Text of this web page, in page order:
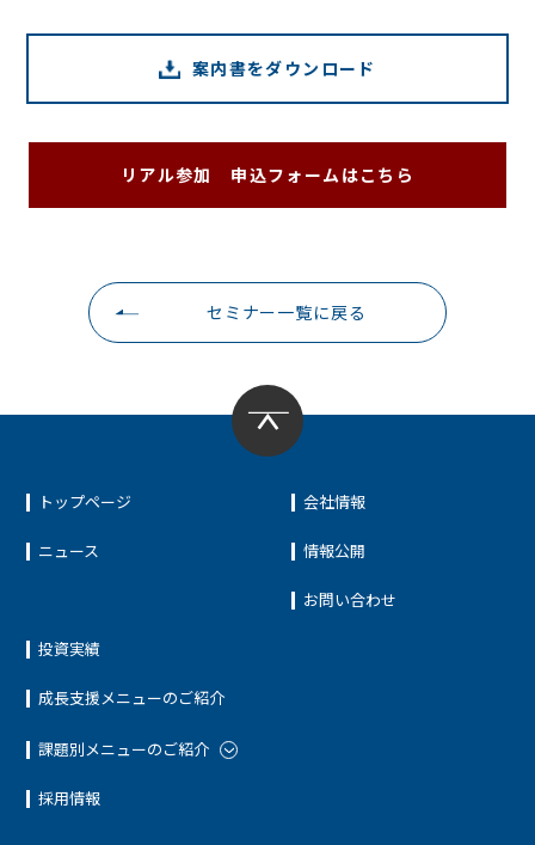
案内書をダウンロード
リアル参加 申込フォームはこちら
セミナー一覧に戻る
トップページ
ニュース
投資実績
成長支援メニューのご紹介
課題別メニューのご紹介
採用情報
会社情報
情報公開
お問い合わせ